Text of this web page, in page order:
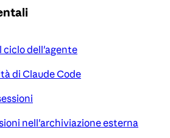
ciclo dell'agente
di Claude Code
nell'archiviazione esterna